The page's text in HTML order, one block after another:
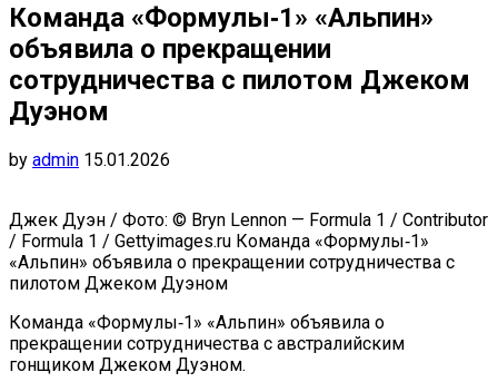
Команда «Формулы‑1» «Альпин»
объявила о прекращении
сотрудничества с пилотом Джеком
Дуэном
by admin 15.01.2026
Джек Дуэн / Фото: © Bryn Lennon — Formula 1 / Contributor
/ Formula 1 / Gettyimages.ru Команда «Формулы‑1»
«Альпин» объявила о прекращении сотрудничества с
пилотом Джеком Дуэном
Команда «Формулы‑1» «Альпин» объявила о
прекращении сотрудничества с австралийским
гонщиком Джеком Дуэном.